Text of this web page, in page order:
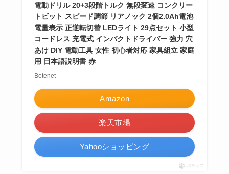
電動ドリル 20+3段階トルク 無段変速 コンクリー
トビット スピード調節 リアノック 2個2.0Ah電池
電量表示 正逆転切替 LEDライト 29点セット 小型
コードレス 充電式 インパクトドライバー 強力 穴
あけ DIY 電動工具 女性 初心者対応 家具組立 家庭
用 日本語説明書 赤
Betenet
Amazon
楽天市場
Yahooショッピング
ポチップ